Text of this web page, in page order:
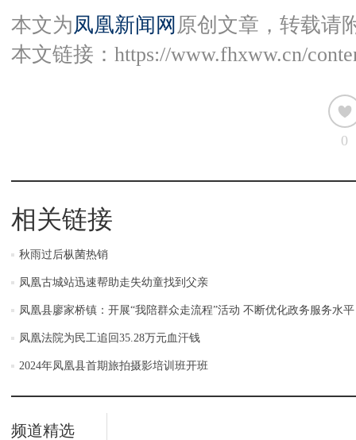
本文为凤凰新闻网 原创文章，转载请
本文链接： https://www.fhxww.cn/
0
相关链接
秋雨过后枞菌热销
凤凰古城站迅速帮助走失幼童找到父亲
凤凰县廖家桥镇：开展“我陪群众走流程”活动 不断优化政务服务水平
凤凰法院为民工追回35.28万元血汗钱
2024年凤凰县首期旅拍摄影培训班开班
频道精选